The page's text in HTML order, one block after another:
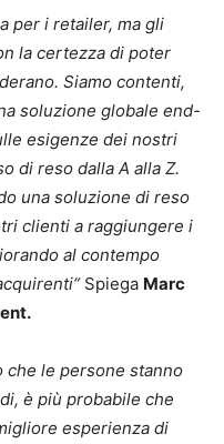
per i retailer, ma gli
la certezza di poter
Siamo contenti,
soluzione globale end-
esigenze dei nostri
di reso dalla A alla Z.
una soluzione di reso
clienti a raggiungere i
al contempo
Spiega Marc
che le persone stanno
è più probabile che
esperienza di